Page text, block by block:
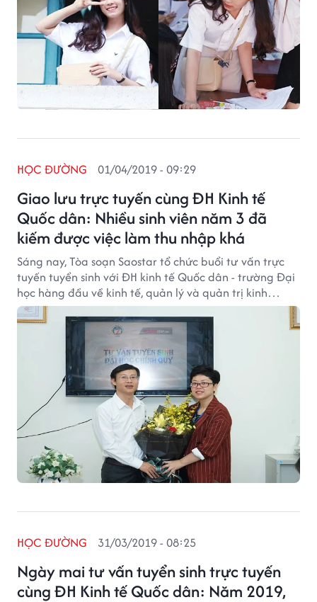
Giao lưu trực tuyến cùng ĐH Kinh tế
Quốc dân: Nhiều sinh viên năm 3 đã
kiếm được việc làm thu nhập khá
HỌC ĐƯỜNG 01/04/2019 - 09:29
Sáng nay, Tòa soạn Saostar tổ chức buổi tư vấn trực
tuyến tuyển sinh với ĐH kinh tế Quốc dân - trường Đại
học hàng đầu về kinh tế, quản lý và quản trị kinh
doanh trong hệ thống các trường đại học của Việt
Nam.
Ngày mai tư vấn tuyển sinh trực tuyến
cùng ĐH Kinh tế Quốc dân: Năm 2019,
HỌC ĐƯỜNG 31/03/2019 - 08:25